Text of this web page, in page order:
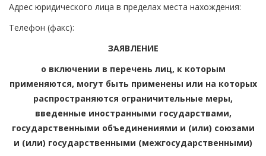
Адрес юридического лица в пределах места нахождения:
Телефон (факс):
ЗАЯВЛЕНИЕ
о включении в перечень лиц, к которым
применяются, могут быть применены или на которых
распространяются ограничительные меры,
введенные иностранными государствами,
государственными объединениями и (или) союзами
и (или) государственными (межгосударственными)